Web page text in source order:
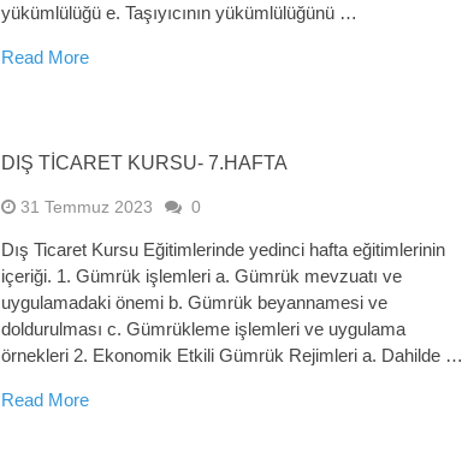
yükümlülüğü e. Taşıyıcının yükümlülüğünü …
Read More
DIŞ TİCARET KURSU- 7.HAFTA
31 Temmuz 2023 0
Dış Ticaret Kursu Eğitimlerinde yedinci hafta eğitimlerinin
içeriği. 1. Gümrük işlemleri a. Gümrük mevzuatı ve
uygulamadaki önemi b. Gümrük beyannamesi ve
doldurulması c. Gümrükleme işlemleri ve uygulama
örnekleri 2. Ekonomik Etkili Gümrük Rejimleri a. Dahilde …
Read More